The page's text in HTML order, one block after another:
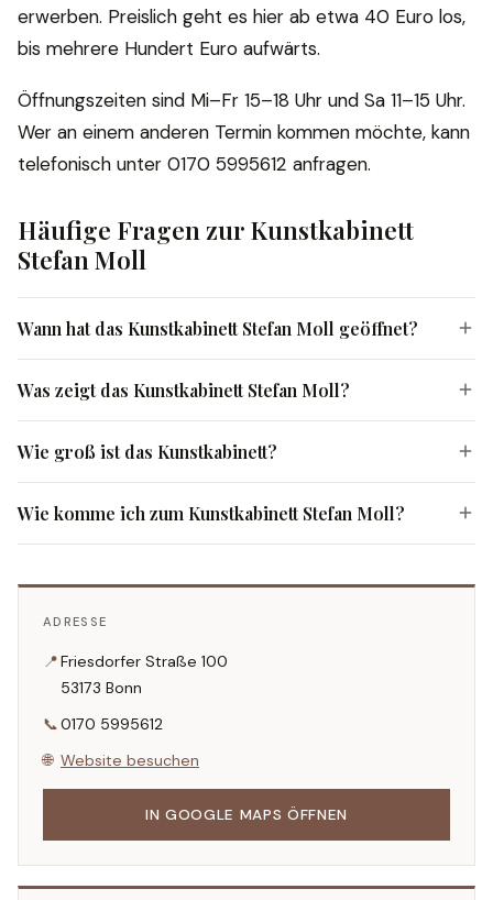
erwerben. Preislich geht es hier ab etwa 40 Euro los,
bis mehrere Hundert Euro aufwärts.
Öffnungszeiten sind Mi–Fr 15–18 Uhr und Sa 11–15 Uhr.
Wer an einem anderen Termin kommen möchte, kann
telefonisch unter 0170 5995612 anfragen.
Häufige Fragen zur Kunstkabinett
Stefan Moll
Wann hat das Kunstkabinett Stefan Moll geöffnet?
Was zeigt das Kunstkabinett Stefan Moll?
Wie groß ist das Kunstkabinett?
Wie komme ich zum Kunstkabinett Stefan Moll?
ADRESSE
📍Friesdorfer Straße 100
53173 Bonn
📞0170 5995612
🌐 Website besuchen
IN GOOGLE MAPS ÖFFNEN